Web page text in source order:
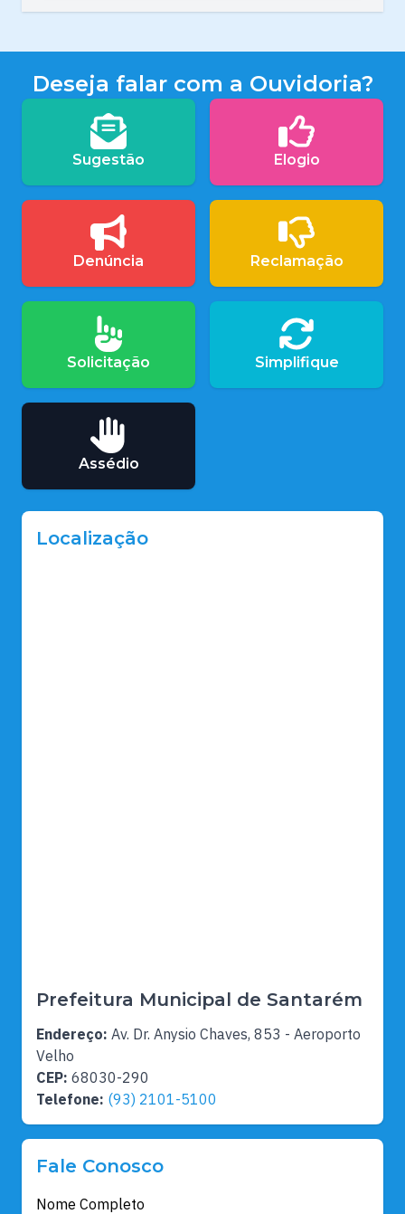
Deseja falar com a Ouvidoria?
Sugestão Elogio
Denúncia Reclamação
Solicitação Simplifique
Assédio
Localização
Prefeitura Municipal de Santarém
Endereço: Av. Dr. Anysio Chaves, 853 - Aeroporto
Velho
CEP: 68030-290
Telefone: (93) 2101-5100
Fale Conosco
Nome Completo